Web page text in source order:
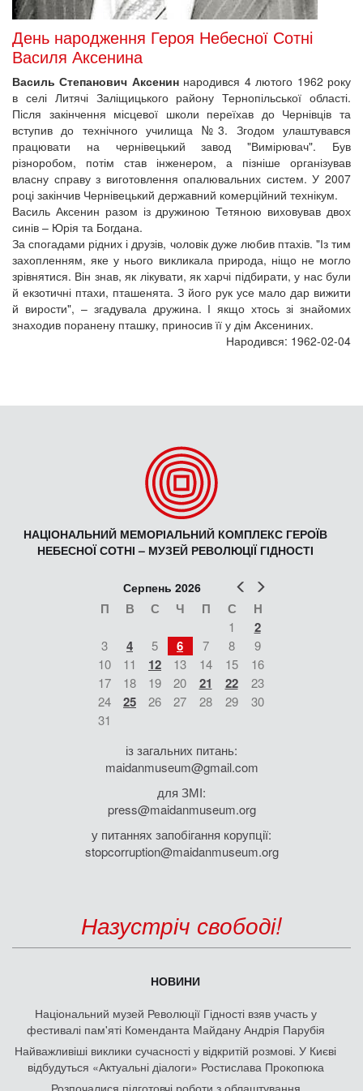
День народження Героя Небесної Сотні
Василя Аксенина
Василь Степанович Аксениннародився 4 лютого 1962 року
в селі Литячі Заліщицького району Тернопільської області.
Після закінчення місцевої школи переїхав до Чернівців та
вступив до технічного училища №3. Згодом улаштувався
працювати на чернівецький завод "Вимірювач". Був
різноробом, потім став інженером, а пізніше організував
власну справу з виготовлення опалювальних систем. У 2007
році закінчив Чернівецький державний комерційний технікум.
Василь Аксенин разом із дружиною Тетяною виховував двох
синів – Юрія та Богдана.
За спогадами рідних і друзів, чоловік дуже любив птахів. "Із тим
захопленням, яке у нього викликала природа, ніщо не могло
зрівнятися. Він знав, як лікувати, як харчі підбирати, у нас були
й екзотичні птахи, пташенята. З його рук усе мало дар вижити
й вирости", – згадувала дружина. І якщо хтось зі знайомих
знаходив поранену пташку, приносив її у дім Аксениних.
Народився: 1962-02-04
НАЦІОНАЛЬНИЙ МЕМОРІАЛЬНИЙ КОМПЛЕКС ГЕРОЇВ
НЕБЕСНОЇ СОТНІ – МУЗЕЙ РЕВОЛЮЦІЇ ГІДНОСТІ
Попер
Серпень 2026
П В С Ч П С Н
1 2
3 4 5 6 7 8
9
10
11 12 13 14 15
16
17
18 19 20 21 22
23
24
25 26 27 28 29
30
31
із загальних питань:
maidanmuseum@gmail.com
для ЗМІ:
press@maidanmuseum.org
у питаннях запобігання корупції:
stopcorruption@maidanmuseum.org
Назустріч свободі!
НОВИНИ
Національний музей Революції Гідності взяв участь у
фестивалі пам'яті Коменданта Майдану Андрія Парубія
Найважливіші виклики сучасності у відкритій розмові. У Києві
відбудуться «Актуальні діалоги» Ростислава Прокопюка
Розпочалися підготовчі роботи з облаштування